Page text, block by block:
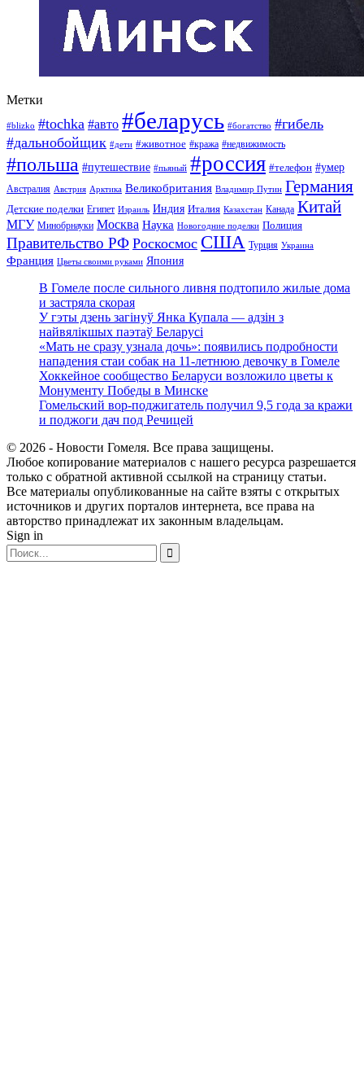
Метки
#blizko #tochka #авто #беларусь #богатство #гибель
#дальнобойщик #дети #животное #кража #недвижимость
#польша #путешествие #пьяный #россия #телефон #умер
Австралия Австрия Арктика Великобритания Владимир Путин Германия
Детские поделки Египет Израиль Индия Италия Казахстан Канада Китай
МГУ Минобрнауки Москва Наука Новогодние поделки Полиция
Правительство РФ Роскосмос США Турция Украина
Франция Цветы своими руками Япония
В Гомеле после сильного ливня подтопило жилые дома
и застряла скорая
У гэты дзень загінуў Янка Купала — адзін з
найвялікшых паэтаў Беларусі
«Мать не сразу узнала дочь»: появились подробности
нападения стаи собак на 11-летнюю девочку в Гомеле
Хоккейное сообщество Беларуси возложило цветы к
Монументу Победы в Минске
Гомельский вор-поджигатель получил 9,5 года за кражи
и поджоги дач под Речицей
© 2026 - Новости Гомеля. Все права защищены.
Любое копирование материалов с нашего ресурса разрешается
только с обратной активной ссылкой на страницу статьи.
Все материалы опубликованные на сайте взяты с открытых
источников и других порталов интернета, все права на
авторство принадлежат их законным владельцам.
Sign in